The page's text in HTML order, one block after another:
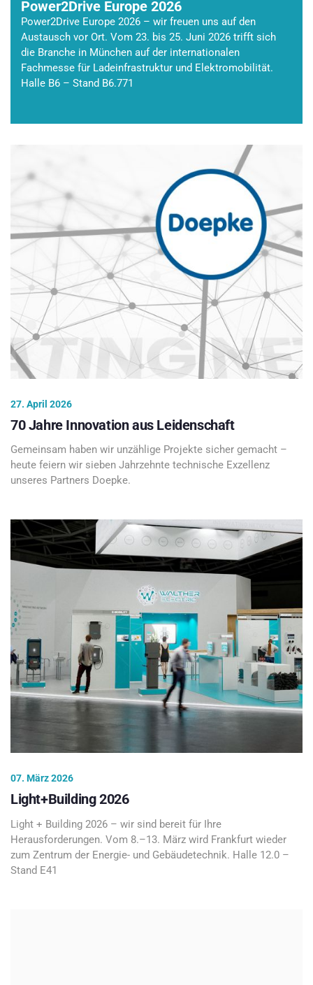
Power2Drive Europe 2026
Power2Drive Europe 2026 – wir freuen uns auf den
Austausch vor Ort. Vom 23. bis 25. Juni 2026 trifft sich
die Branche in München auf der internationalen
Fachmesse für Ladeinfrastruktur und Elektromobilität.
Halle B6 – Stand B6.771
27. April 2026
70 Jahre Innovation aus Leidenschaft
Gemeinsam haben wir unzählige Projekte sicher gemacht –
heute feiern wir sieben Jahrzehnte technische Exzellenz
unseres Partners Doepke.
07. März 2026
Light+Building 2026
Light + Building 2026 – wir sind bereit für Ihre
Herausforderungen. Vom 8.–13. März wird Frankfurt wieder
zum Zentrum der Energie- und Gebäudetechnik. Halle 12.0 –
Stand E41